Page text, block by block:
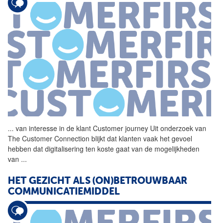
... van interesse in de klant Customer journey Uit onderzoek van
The Customer Connection blijkt dat klanten vaak het gevoel
hebben dat digitalisering ten koste gaat van de mogelijkheden
van ...
HET GEZICHT ALS (ON)BETROUWBAAR
COMMUNICATIEMIDDEL